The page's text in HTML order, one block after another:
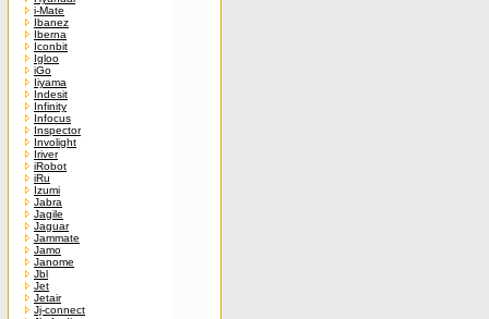
i-Mate
Ibanez
Iberna
Iconbit
Igloo
iGo
Iiyama
Indesit
Infinity
Infocus
Inspector
Involight
Iriver
iRobot
iRu
Izumi
Jabra
Jagile
Jaguar
Jammate
Jamo
Janome
Jbl
Jet
Jetair
Jj-connect